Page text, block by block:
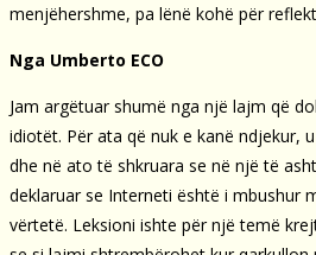
menjëhershme, pa lënë kohë për
Nga Umberto ECO
Jam argëtuar shumë nga një lajm që
idiotët. Për ata që nuk e kanë ndjekur,
dhe në ato të shkruara se në një të
deklaruar se Interneti është i mbushur
vërtetë. Leksioni ishte për një temë